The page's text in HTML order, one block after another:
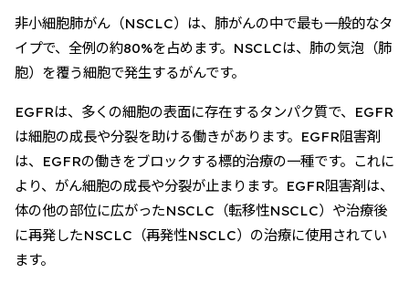
非小細胞肺がん（NSCLC）は、肺がんの中で最も一般的なタ
イプで、全例の約80%を占めます。NSCLCは、肺の気泡（肺
胞）を覆う細胞で発生するがんです。
EGFRは、多くの細胞の表面に存在するタンパク質で、EGFR
は細胞の成長や分裂を助ける働きがあります。EGFR阻害剤
は、EGFRの働きをブロックする標的治療の一種です。これに
より、がん細胞の成長や分裂が止まります。EGFR阻害剤は、
体の他の部位に広がったNSCLC（転移性NSCLC）や治療後
に再発したNSCLC（再発性NSCLC）の治療に使用されてい
ます。